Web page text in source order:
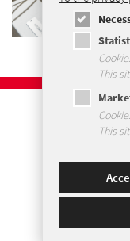
This
This